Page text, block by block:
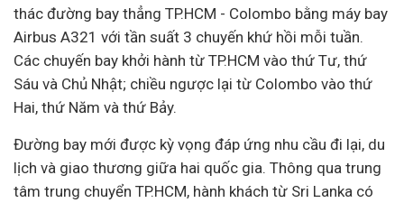
thác đường bay thẳng TP.HCM - Colombo bằng máy bay
Airbus A321 với tần suất 3 chuyến khứ hồi mỗi tuần.
Các chuyến bay khởi hành từ TP.HCM vào thứ Tư, thứ
Sáu và Chủ Nhật; chiều ngược lại từ Colombo vào thứ
Hai, thứ Năm và thứ Bảy.
Đường bay mới được kỳ vọng đáp ứng nhu cầu đi lại, du
lịch và giao thương giữa hai quốc gia. Thông qua trung
tâm trung chuyển TP.HCM, hành khách từ Sri Lanka có